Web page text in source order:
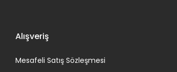
Alışveriş
Mesafeli Satış Sözleşmesi